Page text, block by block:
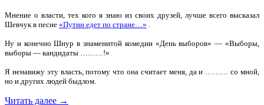
Мнение о власти, тех кого я знаю из своих друзей, лучше всего высказал
Шевчук в песне «Путин едет по стране…» .
Ну и конечно Шнур в знаменитой комедии «День выборов» — «Выборы,
выборы — кандидаты ………!»
Я ненавижу эту власть, потому что она считает меня, да и ……… со мной,
но и других людей быдлом.
Читать далее →